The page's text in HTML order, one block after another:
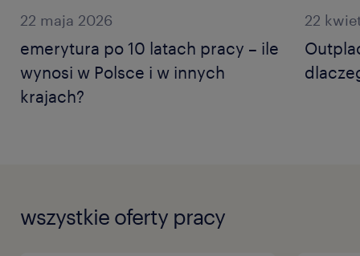
22 maja 2026
emerytura po 10 latach pracy – ile
wynosi w Polsce i w innych
krajach?
22
wszystkie oferty pracy